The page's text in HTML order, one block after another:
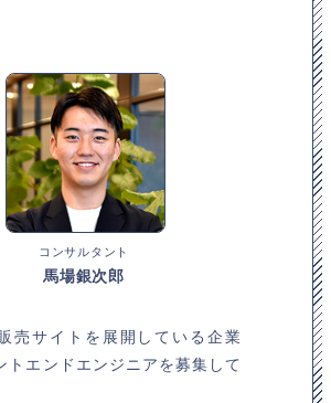
コンサルタント
馬場銀次郎
売サイトを展開している企業
トエンドエンジニアを募集して